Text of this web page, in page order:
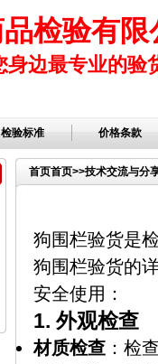
检验有限
身边最专业的验
检验标准 价格条款
首页首页>>技术交流与分
狗围栏验货是
狗围栏验货的
安全使用：
1. 外观检查
材质检查 ：检